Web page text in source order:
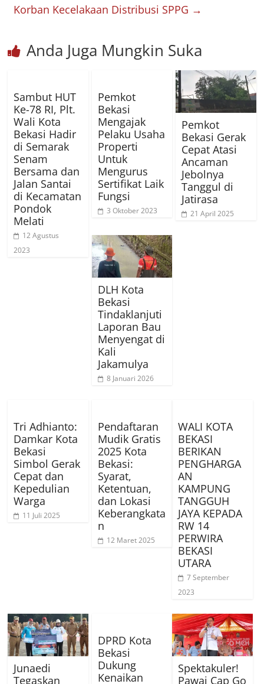
Korban Kecelakaan Distribusi SPPG →
Anda Juga Mungkin Suka
Sambut HUT
Ke-78 RI, Plt.
Wali Kota
Bekasi Hadir
di Semarak
Senam
Bersama dan
Jalan Santai
di Kecamatan
Pondok
Melati
12 Agustus
2023
Pemkot
Bekasi
Mengajak
Pelaku Usaha
Properti
Untuk
Mengurus
Sertifikat Laik
Fungsi
3 Oktober 2023
Pemkot
Bekasi Gerak
Cepat Atasi
Ancaman
Jebolnya
Tanggul di
Jatirasa
21 April 2025
DLH Kota
Bekasi
Tindaklanjuti
Laporan Bau
Menyengat di
Kali
Jakamulya
8 Januari 2026
Tri Adhianto:
Damkar Kota
Bekasi
Simbol Gerak
Cepat dan
Kepedulian
Warga
11 Juli 2025
Pendaftaran
Mudik Gratis
2025 Kota
Bekasi:
Syarat,
Ketentuan,
dan Lokasi
Keberangkata
n
12 Maret 2025
WALI KOTA
BEKASI
BERIKAN
PENGHARGA
AN
KAMPUNG
TANGGUH
JAYA KEPADA
RW 14
PERWIRA
BEKASI
UTARA
7 September
2023
Junaedi
Tegaskan
DPRD Kota
Bekasi
Dukung
Kenaikan
Spektakuler!
Pawai Cap Go